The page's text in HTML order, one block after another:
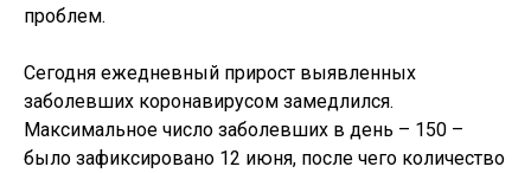
проблем.
Сегодня ежедневный прирост выявленных
заболевших коронавирусом замедлился.
Максимальное число заболевших в день – 150 –
было зафиксировано 12 июня, после чего количество